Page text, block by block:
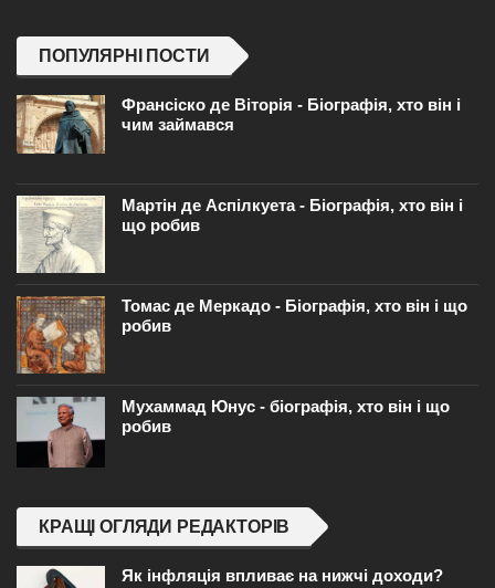
ПОПУЛЯРНІ ПОСТИ
Франсіско де Віторія - Біографія, хто він і
чим займався
Мартін де Аспілкуета - Біографія, хто він і
що робив
Томас де Меркадо - Біографія, хто він і що
робив
Мухаммад Юнус - біографія, хто він і що
робив
КРАЩІ ОГЛЯДИ РЕДАКТОРІВ
Як інфляція впливає на нижчі доходи?